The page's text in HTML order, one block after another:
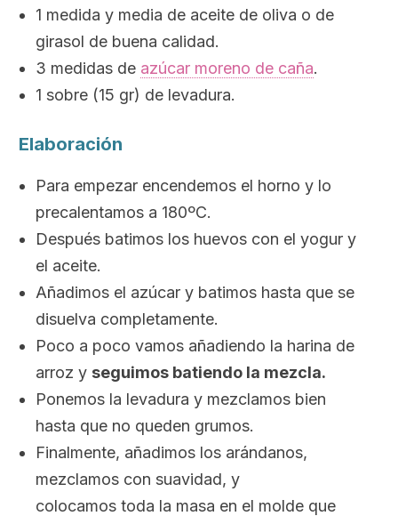
1 medida y media de aceite de oliva o de
girasol de buena calidad.
3 medidas de azúcar moreno de caña.
1 sobre (15 gr) de levadura.
Elaboración
Para empezar encendemos el horno y lo
precalentamos a 180ºC.
Después batimos los huevos con el yogur y
el aceite.
Añadimos el azúcar y batimos hasta que se
disuelva completamente.
Poco a poco vamos añadiendo la harina de
arroz y seguimos batiendo la mezcla.
Ponemos la levadura y mezclamos bien
hasta que no queden grumos.
Finalmente, añadimos los arándanos,
mezclamos con suavidad, y
colocamos toda la masa en el molde que